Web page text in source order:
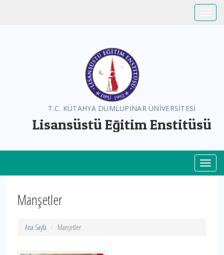
T.C. KÜTAHYA DUMLUPINAR ÜNİVERSİTESİ
Lisansüstü Eğitim Enstitüsü
Manşetler
Ana Sayfa Manşetler